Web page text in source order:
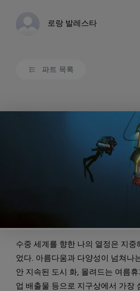
로랑 발레스타
파트 목록
수중 세계를 향한 나의 열정은 지중
었다. 아름다움과 다양성이 넘쳐나
안 지속된 도시 화, 몰려드는 여름
업 배출물 등으로 지구상에서 가장